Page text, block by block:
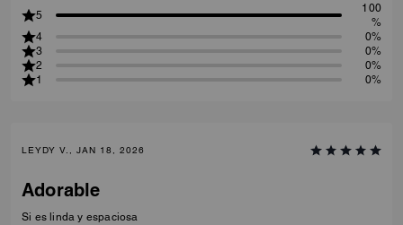
5
100
%
4
0%
3
0%
2
0%
1
0%
LEYDY V., JAN 18, 2026
Adorable
Si es linda y espaciosa